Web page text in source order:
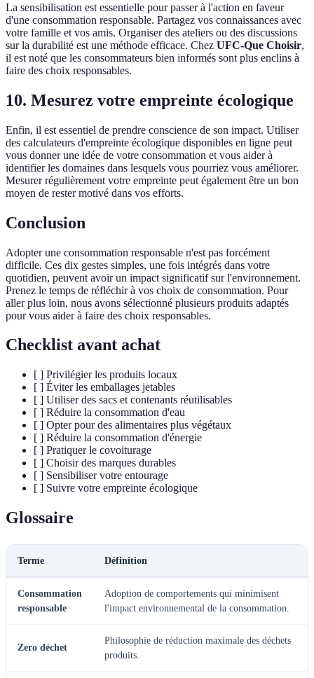
La sensibilisation est essentielle pour passer à l'action en faveur
d'une consommation responsable. Partagez vos connaissances avec
votre famille et vos amis. Organiser des ateliers ou des discussions
sur la durabilité est une méthode efficace. Chez UFC-Que Choisir,
il est noté que les consommateurs bien informés sont plus enclins à
faire des choix responsables.
10. Mesurez votre empreinte écologique
Enfin, il est essentiel de prendre conscience de son impact. Utiliser
des calculateurs d'empreinte écologique disponibles en ligne peut
vous donner une idée de votre consommation et vous aider à
identifier les domaines dans lesquels vous pourriez vous améliorer.
Mesurer régulièrement votre empreinte peut également être un bon
moyen de rester motivé dans vos efforts.
Conclusion
Adopter une consommation responsable n'est pas forcément
difficile. Ces dix gestes simples, une fois intégrés dans votre
quotidien, peuvent avoir un impact significatif sur l'environnement.
Prenez le temps de réfléchir à vos choix de consommation. Pour
aller plus loin, nous avons sélectionné plusieurs produits adaptés
pour vous aider à faire des choix responsables.
Checklist avant achat
[ ] Privilégier les produits locaux
[ ] Éviter les emballages jetables
[ ] Utiliser des sacs et contenants réutilisables
[ ] Réduire la consommation d'eau
[ ] Opter pour des alimentaires plus végétaux
[ ] Réduire la consommation d'énergie
[ ] Pratiquer le covoiturage
[ ] Choisir des marques durables
[ ] Sensibiliser votre entourage
[ ] Suivre votre empreinte écologique
Glossaire
Terme Définition
Consommation
responsable
Adoption de comportements qui minimisent
l'impact environnemental de la consommation.
Zero déchet
Philosophie de réduction maximale des déchets
produits.